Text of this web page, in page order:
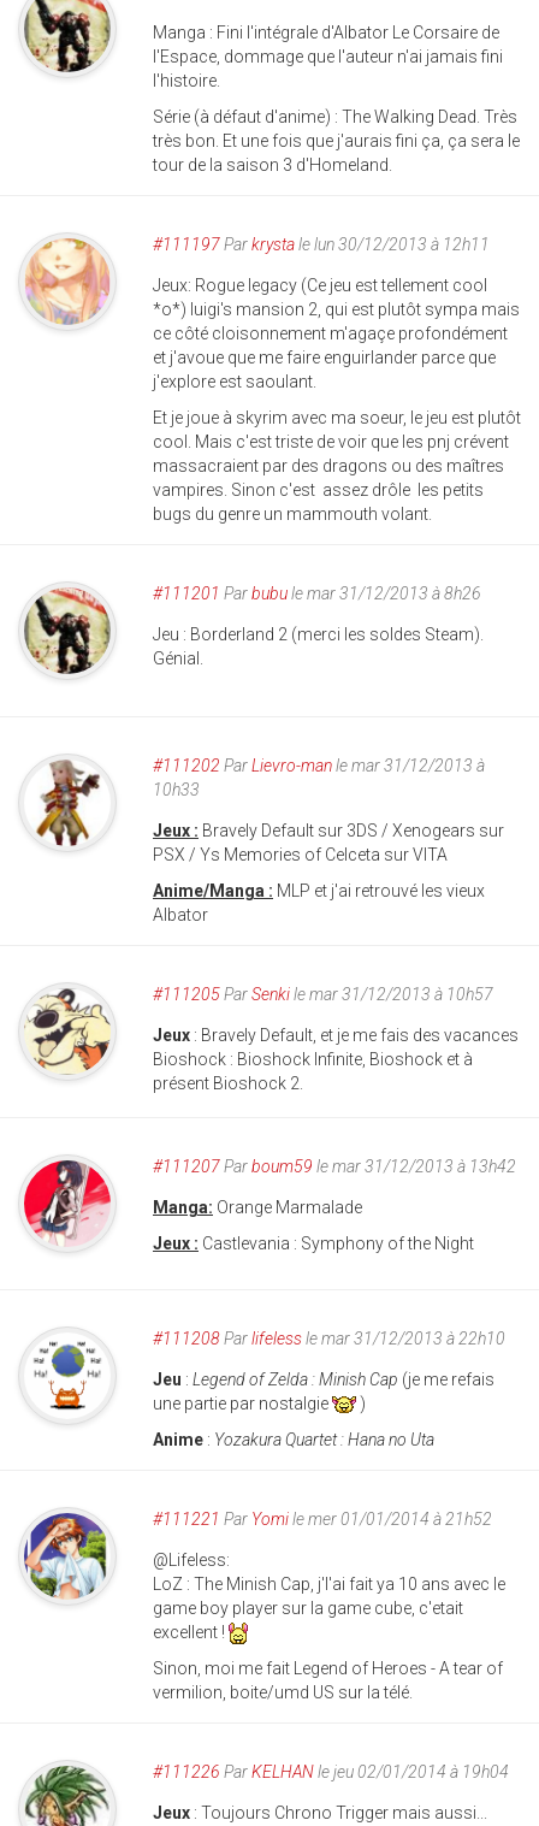
Manga : Fini l'intégrale d'Albator Le Corsaire de
l'Espace, dommage que l'auteur n'ai jamais fini
l'histoire.
Série (à défaut d'anime) : The Walking Dead. Très
très bon. Et une fois que j'aurais fini ça, ça sera le
tour de la saison 3 d'Homeland.
#111197Parkrystale lun 30/12/2013 à 12h11
Jeux: Rogue legacy (Ce jeu est tellement cool
*o*) luigi's mansion 2, qui est plutôt sympa mais
ce côté cloisonnement m'agaçe profondément
et j'avoue que me faire enguirlander parce que
j'explore est saoulant.
Et je joue à skyrim avec ma soeur, le jeu est plutôt
cool. Mais c'est triste de voir que les pnj crévent
massacraient par des dragons ou des maîtres
vampires. Sinon c'est assez drôle les petits
bugs du genre un mammouth volant.
#111201 Parbubule mar 31/12/2013 à 8h26
Jeu : Borderland 2 (merci les soldes Steam).
Génial.
#111202 ParLievro-manle mar 31/12/2013 à
10h33
Jeux : Bravely Default sur 3DS / Xenogears sur
PSX / Ys Memories of Celceta sur VITA
Anime/Manga : MLP et j'ai retrouvé les vieux
Albator
#111205ParSenkile mar 31/12/2013 à 10h57
Jeux : Bravely Default, et je me fais des vacances
Bioshock : Bioshock Infinite, Bioshock et à
présent Bioshock 2.
#111207Parboum59 le mar 31/12/2013 à 13h42
Manga: Orange Marmalade
Jeux : Castlevania : Symphony of the Night
#111208Parlifelessle mar 31/12/2013 à 22h10
Jeu : Legend of Zelda : Minish Cap (je me refais
une partie par nostalgie
)
Anime : Yozakura Quartet : Hana no Uta
#111221 Par Yomile mer 01/01/2014 à 21h52
@Lifeless:
LoZ : The Minish Cap, j'l'ai fait ya 10 ans avec le
game boy player sur la game cube, c'etait
excellent !
Sinon, moi me fait Legend of Heroes - A tear of
vermilion, boite/umd US sur la télé.
#111226 ParKELHANle jeu 02/01/2014 à 19h04
Jeux : Toujours Chrono Trigger mais aussi...